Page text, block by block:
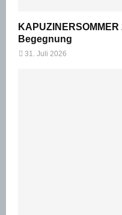
Begegnung
31. Juli 2026